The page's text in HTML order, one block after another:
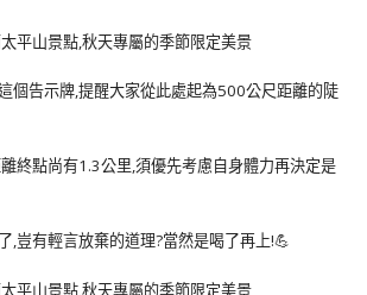
個告示牌,提醒大家從此處起為500公尺距離的陡
終點尚有1.3公里,須優先考慮自身體力再決定是
,豈有輕言放棄的道理?當然是喝了再上!💪